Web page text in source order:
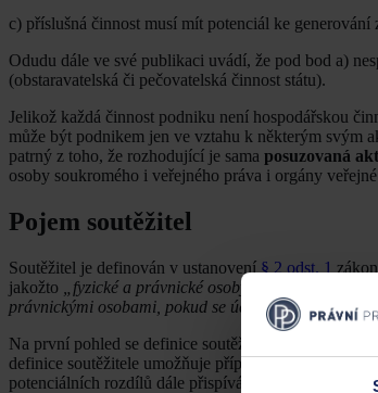
c) příslušná činnost musí mít potenciál ke generování
Odudu dále ve své publikaci uvádí, že pod bod a)
(obstaravatelská či pečovatelská činnost státu).
Jelikož každá činnost podniku není hospodářskou
může být podnikem jen ve vztahu k některým svým
patrný z toho, že rozhodující je sama posuzovaná
osoby soukromého i veřejného práva i orgány
Pojem soutěžitel
Soutěžitel je definován v ustanovení § 2 odst. 1
jakožto
„fyzické a právnické osoby, jejich sdružení,
právnickými osobami, pokud se účastní
Na první pohled se definice soutěžitele zdá být
definice soutěžitele umožňuje případné rozdíly
potenciálních rozdílů dále přispívá i bohatá